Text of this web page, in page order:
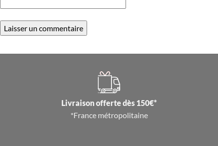
Livraison offerte dès 150€*
*France métropolitaine